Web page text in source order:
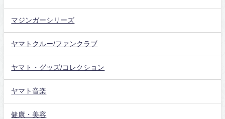
マジンガーシリーズ
ヤマトクルー/ファンクラブ
ヤマト・グッズ/コレクション
ヤマト音楽
健康・美容